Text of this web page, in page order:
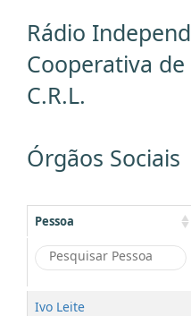
Rádio
Cooperativa
C.R.L.
Órgãos Sociais
Pessoa
Ivo Leite